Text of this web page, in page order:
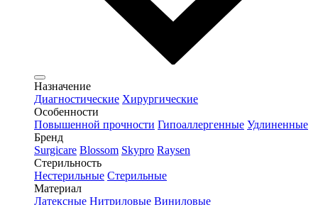
Назначение
Диагностические Хирургические
Особенности
Повышенной прочности Гипоаллергенные Удлиненные
Бренд
Surgicare Blossom Skypro Raysen
Стерильность
Нестерильные Стерильные
Материал
Латексные Нитриловые Виниловые